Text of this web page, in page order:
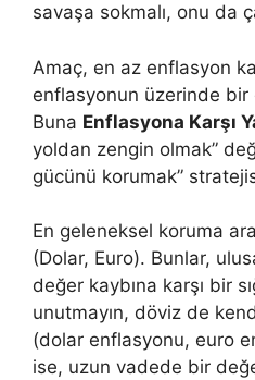
savaşa sokmalı, onu da
Amaç, en az enflasyon
enflasyonun üzerinde
Buna Enflasyona Karşı
yoldan zengin olmak”
gücünü korumak”
En geleneksel koruma
(Dolar, Euro). Bunlar,
değer kaybına karşı bir
unutmayın, döviz de
(dolar enflasyonu, euro
ise, uzun vadede bir